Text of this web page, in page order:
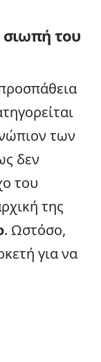
σιωπή του
των
δεν
του
της
. Ωστόσο,
για να